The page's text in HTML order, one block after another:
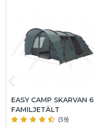
EASY CAMP SKARVAN 6
FAMILJETÄLT
(59)